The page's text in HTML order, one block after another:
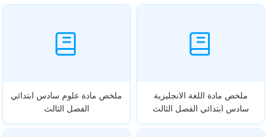
ملخص مادة اللغة الانجليزية
سادس ابتدائي الفصل الثالث
ملخص مادة علوم سادس ابتدائي
الفصل الثالث